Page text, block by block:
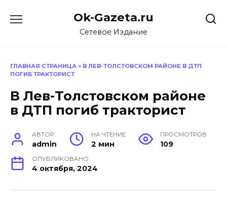
Ok-Gazeta.ru
Сетевое Издание
ГЛАВНАЯ СТРАНИЦА » В ЛЕВ-ТОЛСТОВСКОМ РАЙОНЕ В ДТП
ПОГИБ ТРАКТОРИСТ
В Лев-Толстовском районе
в ДТП погиб тракторист
АВТОР
admin
НА ЧТЕНИЕ
2 мин
ПРОСМОТРОВ
109
ОПУБЛИКОВАНО
4 октября, 2024